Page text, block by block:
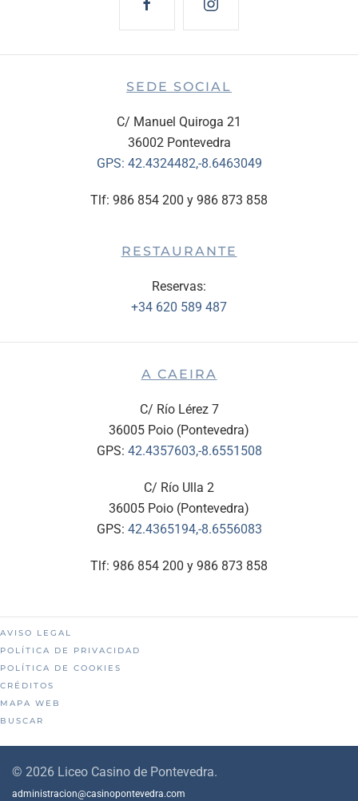
SEDE SOCIAL
C/ Manuel Quiroga 21
36002 Pontevedra
GPS: 42.4324482,-8.6463049
Tlf: 986 854 200 y 986 873 858
RESTAURANTE
Reservas:
+34 620 589 487
A CAEIRA
C/ Río Lérez 7
36005 Poio (Pontevedra)
GPS: 42.4357603,-8.6551508
C/ Río Ulla 2
36005 Poio (Pontevedra)
GPS: 42.4365194,-8.6556083
Tlf: 986 854 200 y 986 873 858
AVISO LEGAL
POLÍTICA DE PRIVACIDAD
POLÍTICA DE COOKIES
CRÉDITOS
MAPA WEB
BUSCAR
© 2026 Liceo Casino de Pontevedra.
administracion@casinopontevedra.com